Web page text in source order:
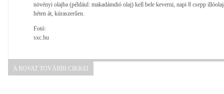
növényi olajba (például: makadámdió olaj) kell bele keverni, napi 8 csepp
héten át, kúraszerűen.
Fotó:
sxc.hu
A ROVAT TOVÁBBI CIKKEI